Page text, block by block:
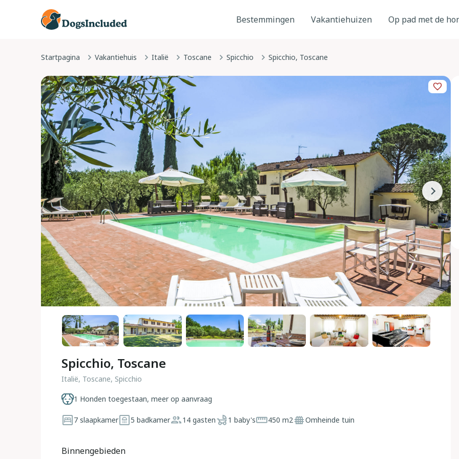
Bestemmingen Vakantiehuizen Op pad met de
Startpagina Vakantiehuis Italië Toscane Spicchio Spicchio, Toscane
Spicchio, Toscane
Italië, Toscane, Spicchio
1 Honden toegestaan, meer op aanvraag
7 slaapkamer 5 badkamer 14 gasten 1 baby's 450 m2 Omheinde tuin
Binnengebieden